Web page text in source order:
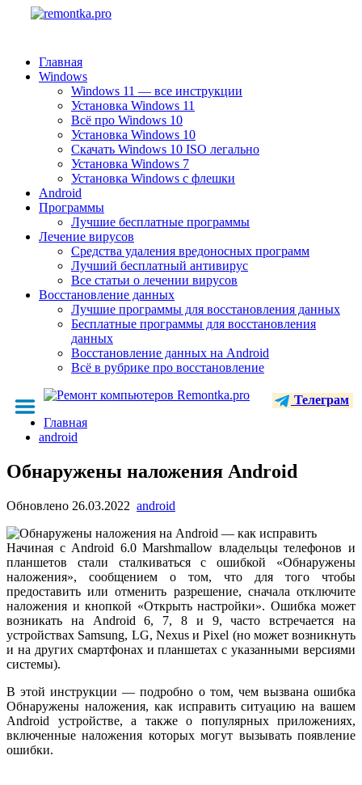
Главная
Windows
Windows 11 — все инструкции
Установка Windows 11
Всё про Windows 10
Установка Windows 10
Скачать Windows 10 ISO легально
Установка Windows 7
Установка Windows с флешки
Android
Программы
Лучшие бесплатные программы
Лечение вирусов
Средства удаления вредоносных программ
Лучший бесплатный антивирус
Все статьи о лечении вирусов
Восстановление данных
Лучшие программы для восстановления данных
Бесплатные программы для восстановления
данных
Восстановление данных на Android
Всё в рубрике про восстановление
Телеграм
Главная
android
Обнаружены наложения Android
Обновлено 26.03.2022 android
Начиная с Android 6.0 Marshmallow владельцы телефонов и
планшетов стали сталкиваться с ошибкой «Обнаружены
наложения», сообщением о том, что для того чтобы
предоставить или отменить разрешение, сначала отключите
наложения и кнопкой «Открыть настройки». Ошибка может
возникать на Android 6, 7, 8 и 9, часто встречается на
устройствах Samsung, LG, Nexus и Pixel (но может возникнуть
и на других смартфонах и планшетах с указанными версиями
системы).
В этой инструкции — подробно о том, чем вызвана ошибка
Обнаружены наложения, как исправить ситуацию на вашем
Android устройстве, а также о популярных приложениях,
включенные наложения которых могут вызывать появление
ошибки.